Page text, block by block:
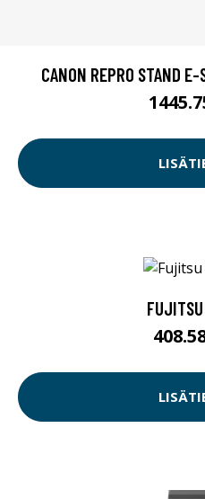
CANON REPRO STAND